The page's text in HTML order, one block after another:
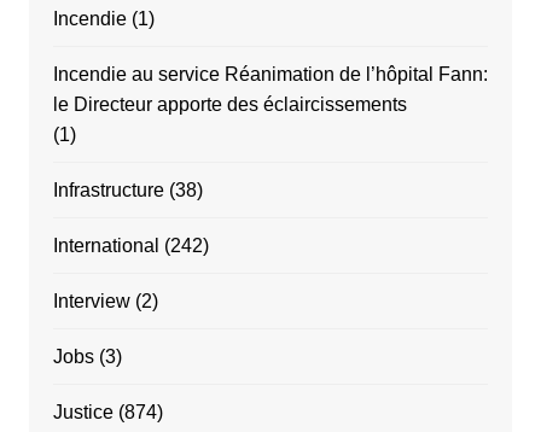
Incendie(1)
Incendie au service Réanimation de l’hôpital Fann:
le Directeur apporte des éclaircissements
(1)
Infrastructure(38)
International (242)
Interview(2)
Jobs(3)
Justice(874)